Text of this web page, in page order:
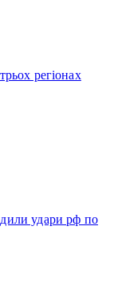
регіонах
удари рф по